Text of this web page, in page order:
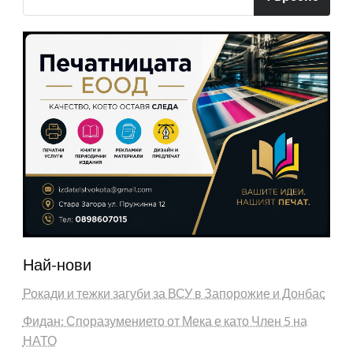
Най-нови
Рокади и тежки загуби за ВСУ в Запорожие и Донбас
Фидан: Споразумението от Мека е като Член 5 на
НАТО